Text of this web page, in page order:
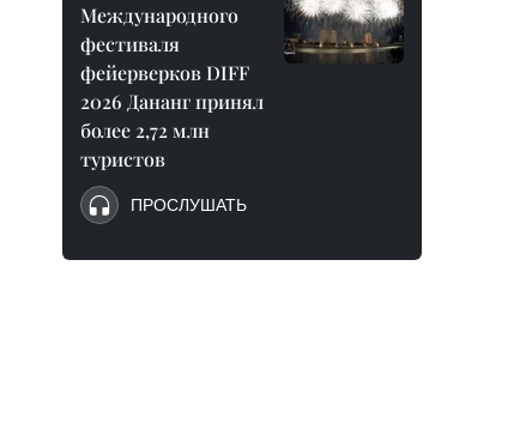
Международного
фестиваля
фейерверков DIFF
2026 Дананг принял
более 2,72 млн
туристов
ПРОСЛУШАТЬ